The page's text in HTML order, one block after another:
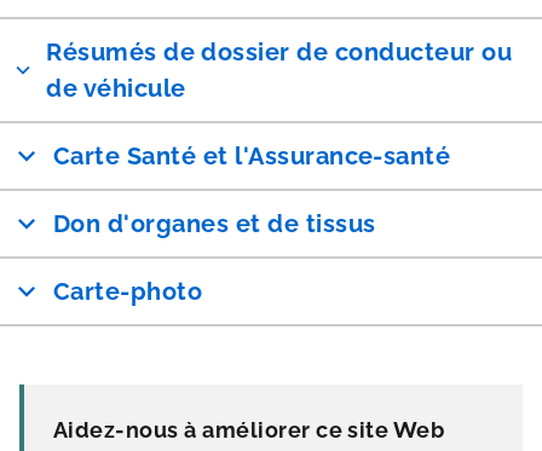
Résumés de dossier de conducteur ou
de véhicule
Carte Santé et l'Assurance-santé
Don d'organes et de tissus
Carte-photo
Aidez-nous à améliorer ce site Web